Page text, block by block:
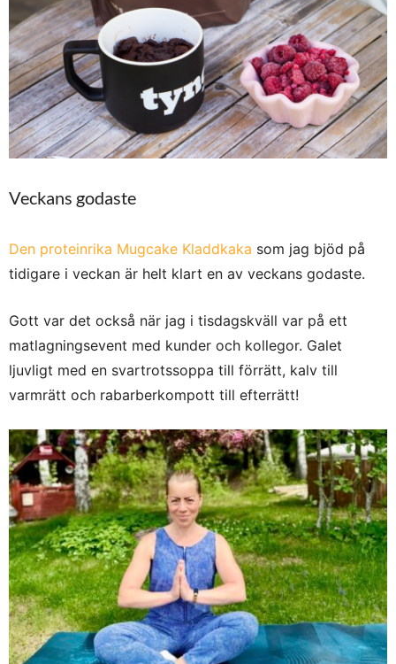
Veckans godaste
Den proteinrika Mugcake Kladdkaka som jag bjöd på
tidigare i veckan är helt klart en av veckans godaste.
Gott var det också när jag i tisdagskväll var på ett
matlagningsevent med kunder och kollegor. Galet
ljuvligt med en svartrotssoppa till förrätt, kalv till
varmrätt och rabarberkompott till efterrätt!